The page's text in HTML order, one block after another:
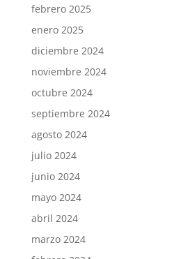
febrero 2025
enero 2025
diciembre 2024
noviembre 2024
octubre 2024
septiembre 2024
agosto 2024
julio 2024
junio 2024
mayo 2024
abril 2024
marzo 2024